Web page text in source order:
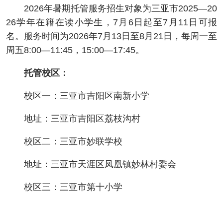
2026年暑期托管服务招生对象为三亚市2025—20
26学年在籍在读小学生，7月6日起至7月11日可报
名。服务时间为2026年7月13日至8月21日，每周一至
周五8:00—11:45，15:00—17:45。
托管校区：
校区一：三亚市吉阳区南新小学
地址：三亚市吉阳区荔枝沟村
校区二：三亚市妙联学校
地址：三亚市天涯区凤凰镇妙林村委会
校区三：三亚市第十小学